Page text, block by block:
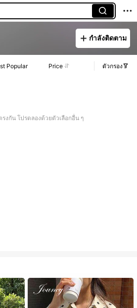
กำลังติดตาม
Popular Price ตัวกรอง
งกัน โปรดลองด้วยตัวเลือกอื่น ๆ